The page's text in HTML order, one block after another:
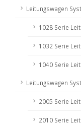
Leitungswagen
1028 Serie
1032 Serie
1040 Serie
Leitungswagen
2005 Serie
2010 Serie